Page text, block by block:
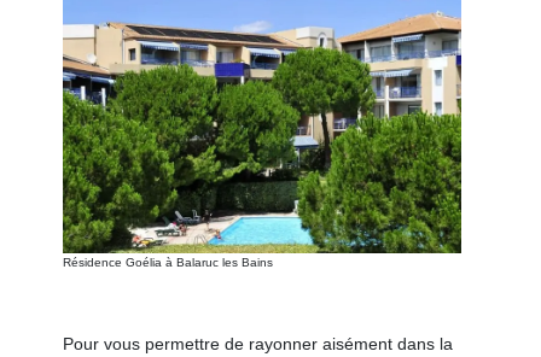
Résidence Goélia à Balaruc les Bains
Pour vous permettre de rayonner aisément dans la